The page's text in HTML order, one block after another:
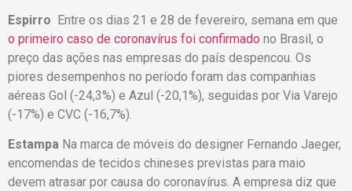
Espirro Entre os dias 21 e 28 de fevereiro, semana em que
o primeiro caso de coronavírus foi confirmado no Brasil, o
preço das ações nas empresas do país despencou. Os
piores desempenhos no período foram das companhias
aéreas Gol (-24,3%) e Azul (-20,1%), seguidas por Via Varejo
(-17%) e CVC (-16,7%).
Estampa Na marca de móveis do designer Fernando Jaeger,
encomendas de tecidos chineses previstas para maio
devem atrasar por causa do coronavírus. A empresa diz que